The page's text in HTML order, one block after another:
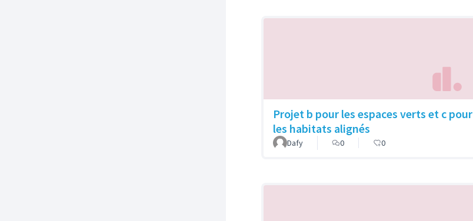
Projet b pour les espaces verts et c pour
les habitats alignés
Dafy 0 0